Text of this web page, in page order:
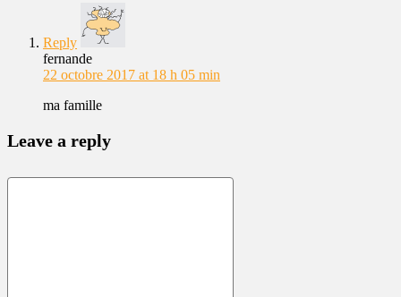
Reply
fernande
22 octobre 2017 at 18 h 05 min
ma famille
Leave a reply